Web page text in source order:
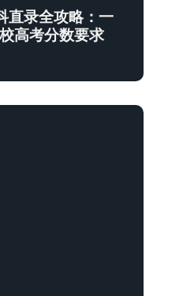
直录全攻略：一
高考分数要求